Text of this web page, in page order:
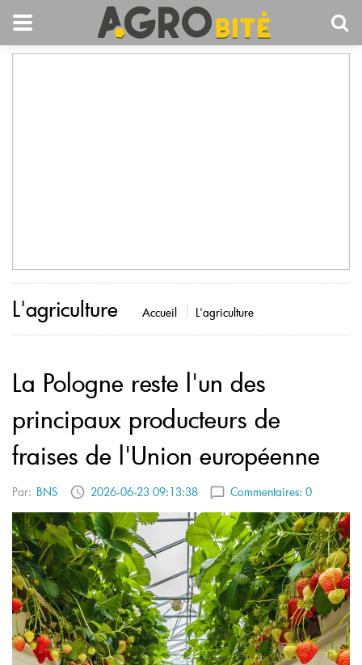
L'agriculture Accueil L'agriculture
La Pologne reste l'un des
principaux producteurs de
fraises de l'Union européenne
Par: BNS 2026-06-23 09:13:38 Commentaires: 0